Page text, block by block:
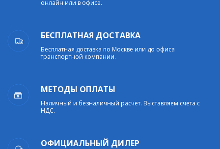
онлайн или в офисе.
БЕСПЛАТНАЯ ДОСТАВКА
Бесплатная доставка по Москве или до офиса
транспортной компании.
МЕТОДЫ ОПЛАТЫ
Наличный и безналичный расчет. Выставляем счета с
НДС.
ОФИЦИАЛЬНЫЙ ДИЛЕР